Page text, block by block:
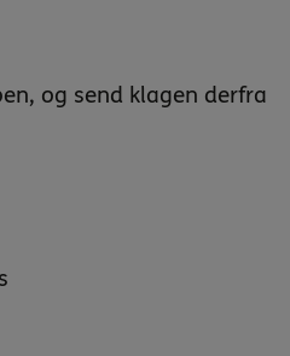
og send klagen derfra